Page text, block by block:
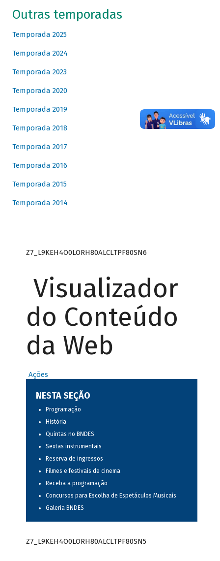
Outras temporadas
Temporada 2025
Temporada 2024
Temporada 2023
Temporada 2020
Temporada 2019
Temporada 2018
Temporada 2017
Temporada 2016
Temporada 2015
Temporada 2014
Z7_L9KEH4O0LORH80ALCLTPF80SN6
Visualizador
do Conteúdo
da Web
Ações
NESTA SEÇÃO
Programação
História
Quintas no BNDES
Sextas instrumentais
Reserva de ingressos
Filmes e festivais de cinema
Receba a programação
Concursos para Escolha de Espetáculos Musicais
Galeria BNDES
Z7_L9KEH4O0LORH80ALCLTPF80SN5